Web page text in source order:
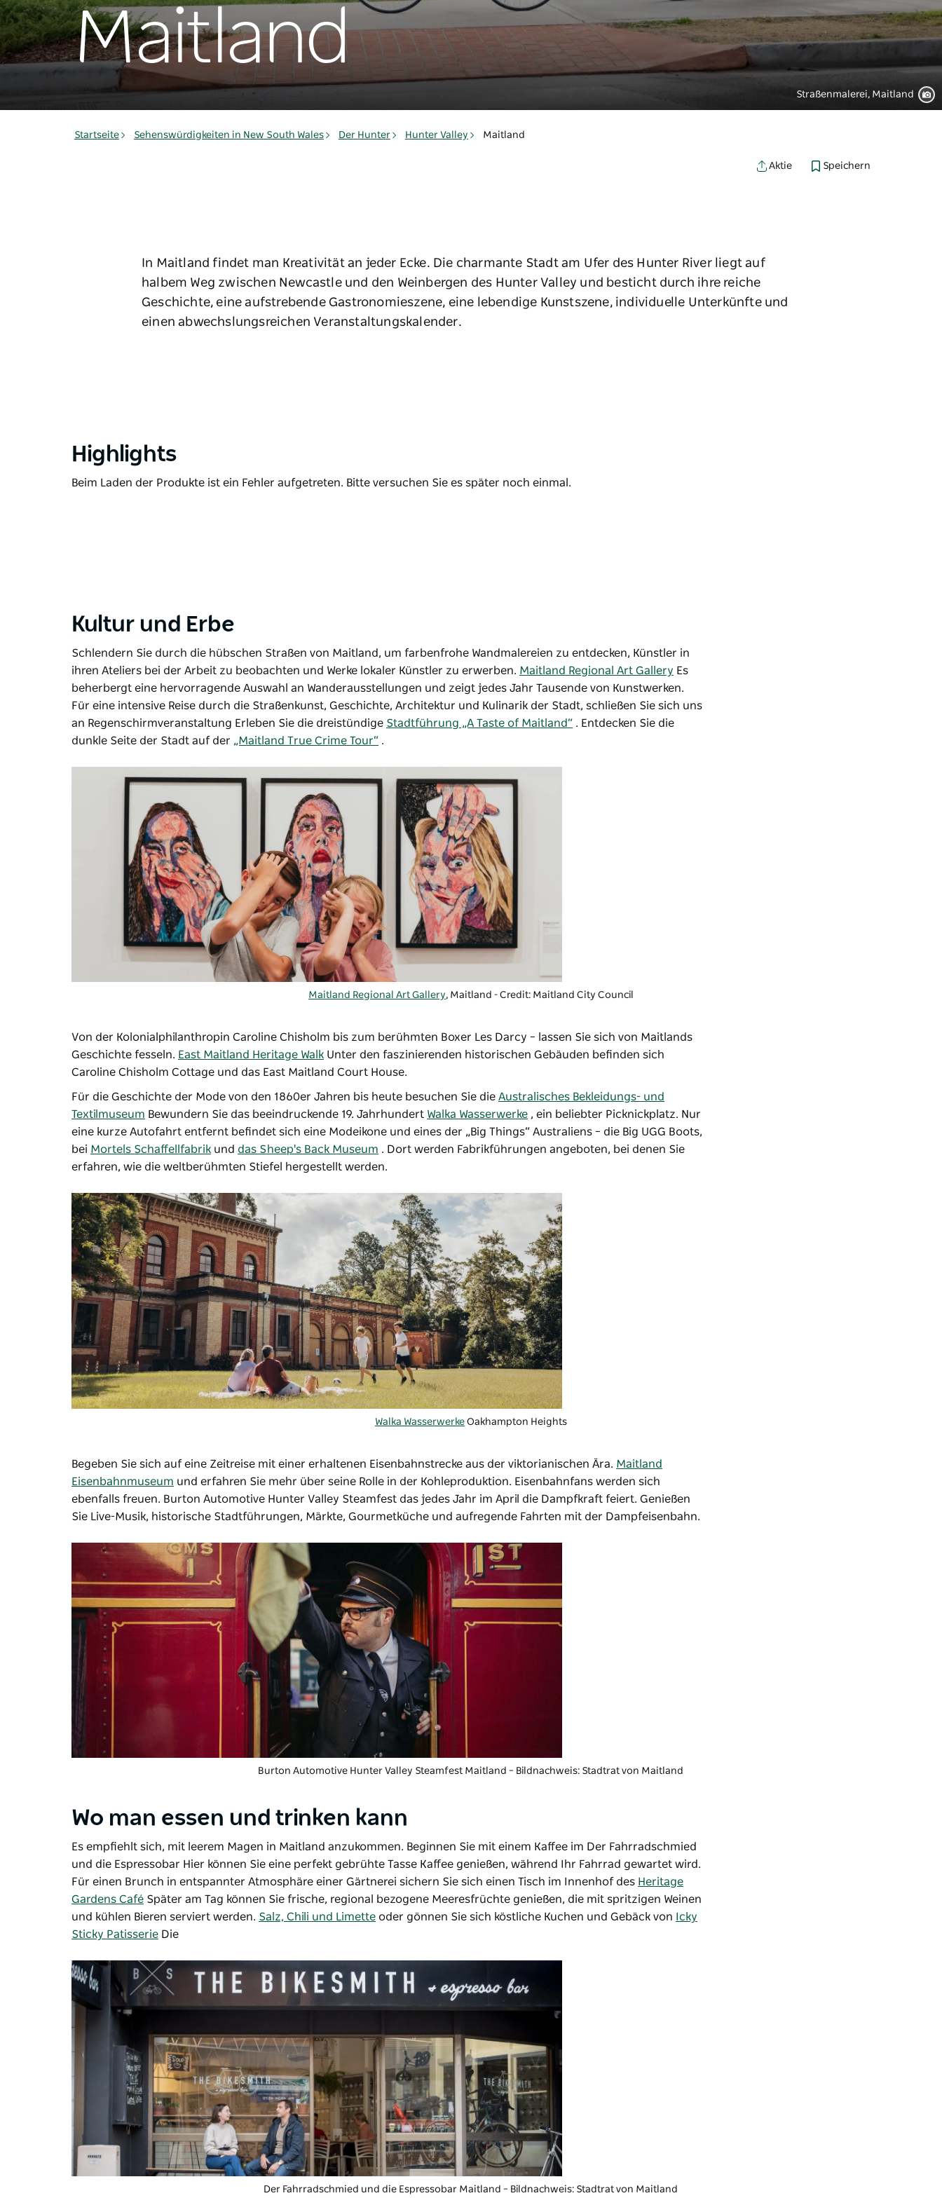
Maitland
Straßenmalerei, Maitland
Startseite Sehenswürdigkeiten in New South Wales Der Hunter Hunter Valley Maitland
Aktie Speichern
In Maitland findet man Kreativität an jeder Ecke. Die charmante Stadt am Ufer des Hunter River liegt auf
halbem Weg zwischen Newcastle und den Weinbergen des Hunter Valley und besticht durch ihre reiche
Geschichte, eine aufstrebende Gastronomieszene, eine lebendige Kunstszene, individuelle Unterkünfte und
einen abwechslungsreichen Veranstaltungskalender.
Highlights
Beim Laden der Produkte ist ein Fehler aufgetreten. Bitte versuchen Sie es später noch einmal.
Kultur und Erbe
Schlendern Sie durch die hübschen Straßen von Maitland, um farbenfrohe Wandmalereien zu entdecken, Künstler in
ihren Ateliers bei der Arbeit zu beobachten und Werke lokaler Künstler zu erwerben. Maitland Regional Art Gallery Es
beherbergt eine hervorragende Auswahl an Wanderausstellungen und zeigt jedes Jahr Tausende von Kunstwerken.
Für eine intensive Reise durch die Straßenkunst, Geschichte, Architektur und Kulinarik der Stadt, schließen Sie sich uns
an Regenschirmveranstaltung Erleben Sie die dreistündige Stadtführung „A Taste of Maitland“ . Entdecken Sie die
dunkle Seite der Stadt auf der „Maitland True Crime Tour“ .
Maitland Regional Art Gallery, Maitland - Credit: Maitland City Council
Von der Kolonialphilanthropin Caroline Chisholm bis zum berühmten Boxer Les Darcy – lassen Sie sich von Maitlands
Geschichte fesseln. East Maitland Heritage Walk Unter den faszinierenden historischen Gebäuden befinden sich
Caroline Chisholm Cottage und das East Maitland Court House.
Für die Geschichte der Mode von den 1860er Jahren bis heute besuchen Sie die Australisches Bekleidungs- und
Textilmuseum Bewundern Sie das beeindruckende 19. Jahrhundert Walka Wasserwerke , ein beliebter Picknickplatz. Nur
eine kurze Autofahrt entfernt befindet sich eine Modeikone und eines der „Big Things“ Australiens – die Big UGG Boots,
bei Mortels Schaffellfabrik und das Sheep's Back Museum . Dort werden Fabrikführungen angeboten, bei denen Sie
erfahren, wie die weltberühmten Stiefel hergestellt werden.
Walka WasserwerkeOakhampton Heights
Begeben Sie sich auf eine Zeitreise mit einer erhaltenen Eisenbahnstrecke aus der viktorianischen Ära. Maitland
Eisenbahnmuseum und erfahren Sie mehr über seine Rolle in der Kohleproduktion. Eisenbahnfans werden sich
ebenfalls freuen. Burton Automotive Hunter Valley Steamfest das jedes Jahr im April die Dampfkraft feiert. Genießen
Sie Live-Musik, historische Stadtführungen, Märkte, Gourmetküche und aufregende Fahrten mit der Dampfeisenbahn.
Burton Automotive Hunter Valley Steamfest Maitland – Bildnachweis: Stadtrat von Maitland
Wo man essen und trinken kann
Es empfiehlt sich, mit leerem Magen in Maitland anzukommen. Beginnen Sie mit einem Kaffee im Der Fahrradschmied
und die Espressobar Hier können Sie eine perfekt gebrühte Tasse Kaffee genießen, während Ihr Fahrrad gewartet wird.
Für einen Brunch in entspannter Atmosphäre einer Gärtnerei sichern Sie sich einen Tisch im Innenhof des Heritage
Gardens Café Später am Tag können Sie frische, regional bezogene Meeresfrüchte genießen, die mit spritzigen Weinen
und kühlen Bieren serviert werden. Salz, Chili und Limette oder gönnen Sie sich köstliche Kuchen und Gebäck von Icky
Sticky Patisserie Die
Der Fahrradschmied und die Espressobar Maitland – Bildnachweis: Stadtrat von Maitland